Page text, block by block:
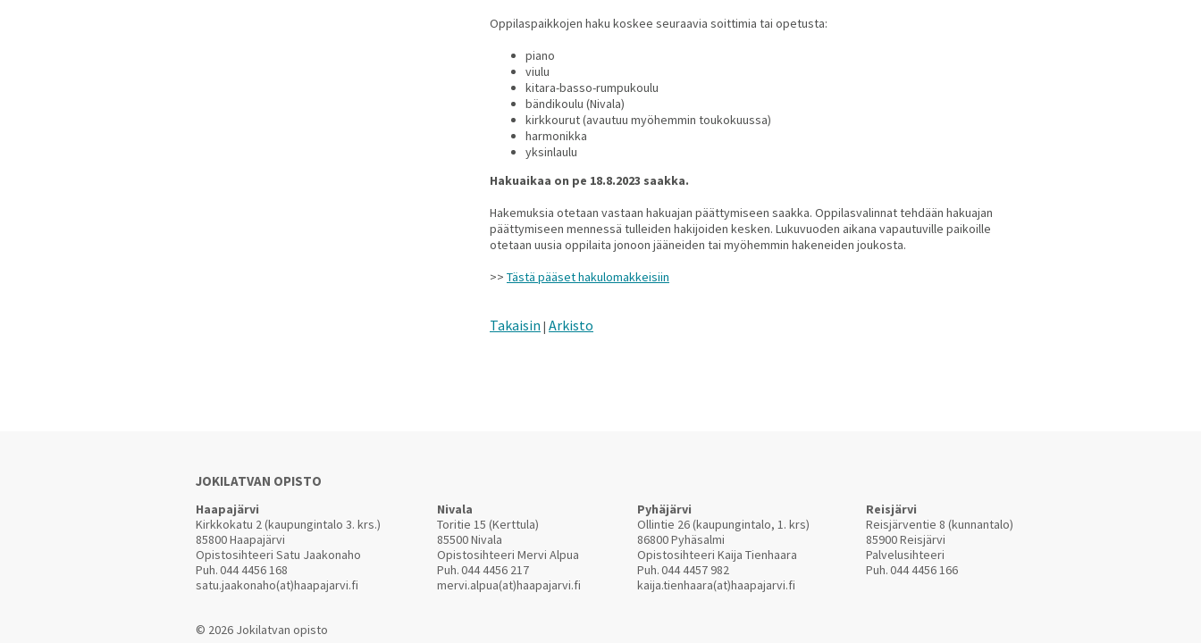
Oppilaspaikkojen haku koskee seuraavia soittimia tai opetusta:
piano
viulu
kitara-basso-rumpukoulu
bändikoulu (Nivala)
kirkkourut (avautuu myöhemmin toukokuussa)
harmonikka
yksinlaulu
Hakuaikaa on pe 18.8.2023 saakka.
Hakemuksia otetaan vastaan hakuajan päättymiseen saakka. Oppilasvalinnat tehdään hakuajan
päättymiseen mennessä tulleiden hakijoiden kesken. Lukuvuoden aikana vapautuville paikoille
otetaan uusia oppilaita jonoon jääneiden tai myöhemmin hakeneiden joukosta.
>> Tästä pääset hakulomakkeisiin
Takaisin | Arkisto
JOKILATVAN OPISTO
Haapajärvi
Kirkkokatu 2 (kaupungintalo 3. krs.)
85800 Haapajärvi
Opistosihteeri Satu Jaakonaho
Puh.044 4456 168
satu.jaakonaho(at)haapajarvi.fi
Nivala
Toritie 15 (Kerttula)
85500 Nivala
Opistosihteeri Mervi Alpua
Puh.044 4456 217
mervi.alpua(at)haapajarvi.fi
Pyhäjärvi
Ollintie 26 (kaupungintalo, 1. krs)
86800 Pyhäsalmi
Opistosihteeri Kaija Tienhaara
Puh.044 4457 982
kaija.tienhaara(at)haapajarvi.fi
Reisjärvi
Reisjärventie 8 (kunnantalo)
85900 Reisjärvi
Palvelusihteeri
Puh.044 4456 166
© 2026 Jokilatvan opisto